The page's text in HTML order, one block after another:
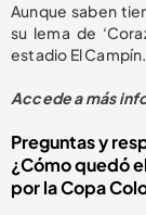
Aunque saben
su lema de
estadio El Campín.
Accede a más
Preguntas y
¿Cómo quedó
por la Copa